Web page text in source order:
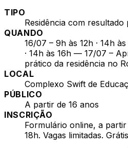
TIPO
Residência com resultado
QUANDO
16/07 – 9h às 12h · 14h
· 14h às 16h — 17/07 –
prático da residência no
LOCAL
Complexo Swift de
PÚBLICO
A partir de 16 anos
INSCRIÇÃO
Formulário online, a
18h. Vagas limitadas. Grátis